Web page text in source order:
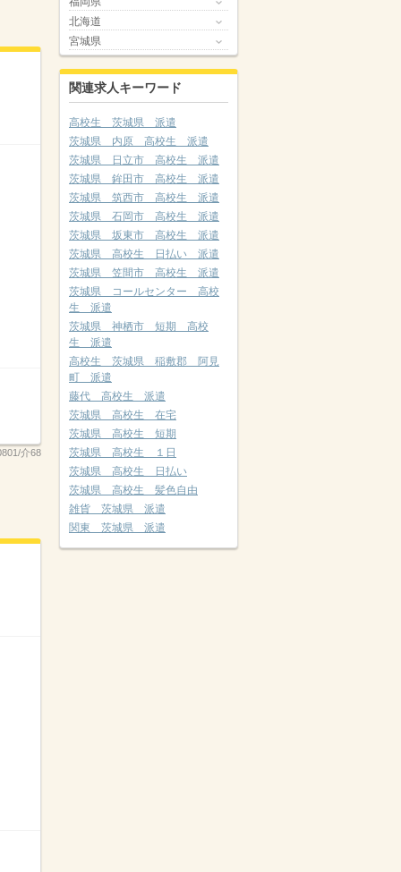
介68
北海道
宮城県
関連求人キーワード
高校生 茨城県 派遣
茨城県 内原 高校生 派遣
茨城県 日立市 高校生 派遣
茨城県 鉾田市 高校生 派遣
茨城県 筑西市 高校生 派遣
茨城県 石岡市 高校生 派遣
茨城県 坂東市 高校生 派遣
茨城県 高校生 日払い 派遣
茨城県 笠間市 高校生 派遣
茨城県 コールセンター 高校
生 派遣
茨城県 神栖市 短期 高校
生 派遣
高校生 茨城県 稲敷郡 阿見
町 派遣
藤代 高校生 派遣
茨城県 高校生 在宅
茨城県 高校生 短期
茨城県 高校生 １日
茨城県 高校生 日払い
茨城県 高校生 髪色自由
雑貨 茨城県 派遣
関東 茨城県 派遣